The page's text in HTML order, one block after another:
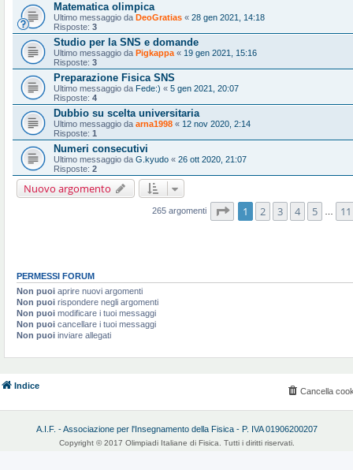
Matematica olimpica
Ultimo messaggio da DeoGratias « 28 gen 2021, 14:18
Risposte: 3
Studio per la SNS e domande
Ultimo messaggio da Pigkappa « 19 gen 2021, 15:16
Risposte: 3
Preparazione Fisica SNS
Ultimo messaggio da Fede:) « 5 gen 2021, 20:07
Risposte: 4
Dubbio su scelta universitaria
Ultimo messaggio da arna1998 « 12 nov 2020, 2:14
Risposte: 1
Numeri consecutivi
Ultimo messaggio da G.kyudo « 26 ott 2020, 21:07
Risposte: 2
Nuovo argomento
265 argomenti Pagina1 di11
1 2 3 4 5 11
PERMESSI FORUM
Non puoi aprire nuovi argomenti
Non puoi rispondere negli argomenti
Non puoi modificare i tuoi messaggi
Non puoi cancellare i tuoi messaggi
Non puoi inviare allegati
Indice
Cancella
A.I.F. - Associazione per l'Insegnamento della Fisica - P. IVA 01906200207
Copyright © 2017 Olimpiadi Italiane di Fisica. Tutti i diritti riservati.